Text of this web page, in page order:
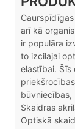
arī kā
ir populāra
to izcilajai
elastībai. Šīs
būvniecības,
Skaidras
Optiskā